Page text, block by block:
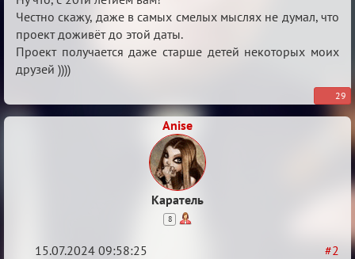
20ти
летием
Честно скажу, даже в самых смелых мыслях не думал, что
проект доживёт до этой даты.
Проект получается даже старше детей некоторых моих
друзей ))))
29
Anise
Каратель
8
#2
15.07.2024 09:58:25